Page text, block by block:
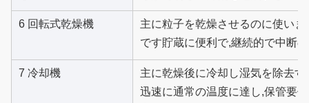
6 回転式乾燥機
主に粒子を乾燥させるのに使い
です貯蔵に便利で,継続的で中断
7 冷却機
主に乾燥後に冷却し湿気を除去
迅速に通常の温度に達し,保管要